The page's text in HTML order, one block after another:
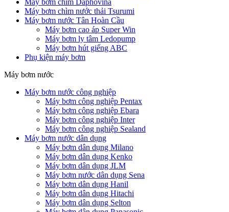
Máy bơm chìm Daphovina
Máy bơm chìm nước thải Tsurumi
Máy bơm nước Tân Hoàn Cầu
Máy bơm cao áp Super Win
Máy bơm ly tâm Ledopump
Máy bơm hút giếng ABC
Phụ kiện máy bơm
Máy bơm nước
Máy bơm nước công nghiệp
Máy bơm công nghiệp Pentax
Máy bơm công nghiệp Ebara
Máy bơm công nghiệp Inter
Máy bơm công nghiệp Sealand
Máy bơm nước dân dụng
Máy bơm dân dụng Milano
Máy bơm dân dụng Kenko
Máy bơm dân dụng JLM
Máy bơm nước dân dụng Sena
Máy bơm dân dụng Hanil
Máy bơm dân dụng Hitachi
Máy bơm dân dụng Selton